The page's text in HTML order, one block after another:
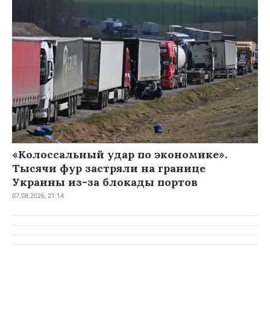
«Колоссальный удар по экономике».
Тысячи фур застряли на границе
Украины из-за блокады портов
07.08.2026, 21:14